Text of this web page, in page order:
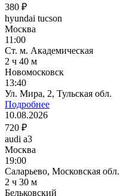
380 ₽
hyundai tucson
Москва
11:00
Ст. м. Академическая
2 ч 40 м
Новомосковск
13:40
Ул. Мира, 2, Тульская обл.
Подробнее
10.08.2026
720 ₽
audi a3
Москва
19:00
Саларьево, Московская обл.
2 ч 30 м
Бельковский